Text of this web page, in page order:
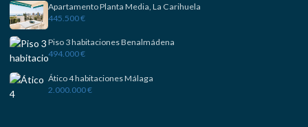
Apartamento Planta Media, La Carihuela
445.500 €
Piso 3 habitaciones Benalmádena
494.000 €
Ático 4 habitaciones Málaga
2.000.000 €